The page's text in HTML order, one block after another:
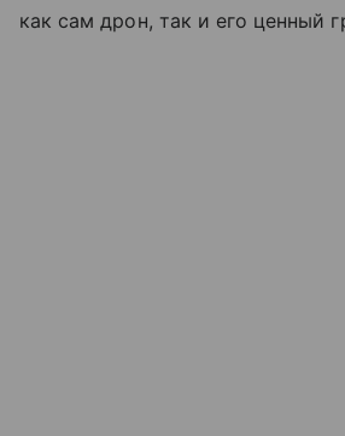
как сам дрон, так и его ценный